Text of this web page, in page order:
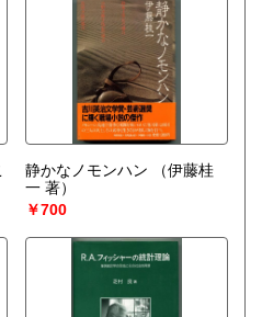
静かなノモンハン
（伊藤桂
一 著）
￥700